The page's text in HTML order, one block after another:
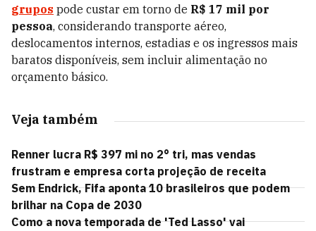
grupos pode custar em torno de R$ 17 mil por
pessoa, considerando transporte aéreo,
deslocamentos internos, estadias e os ingressos mais
baratos disponíveis, sem incluir alimentação no
orçamento básico.
Veja também
Renner lucra R$ 397 mi no 2° tri, mas vendas
frustram e empresa corta projeção de receita
Sem Endrick, Fifa aponta 10 brasileiros que podem
brilhar na Copa de 2030
Como a nova temporada de 'Ted Lasso' vai